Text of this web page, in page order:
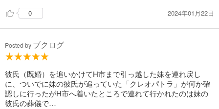
0 2024年01月22日
Posted by ブクログ
彼氏（既婚）を追いかけてH市まで引っ越した妹を連れ戻し
に、ついでに妹の彼氏が追っていた「クレオパトラ」が何か確
認しに行ったがH市へ着いたところで連れて行かれたのは妹の
彼氏の葬儀で…